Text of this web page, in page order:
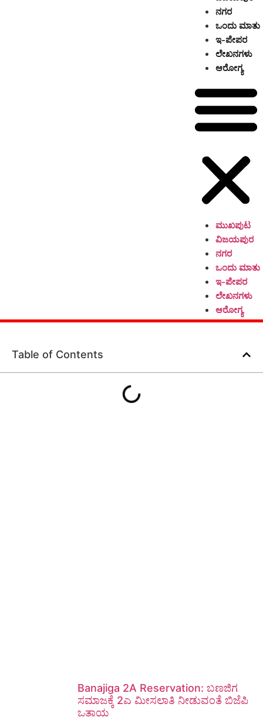
ನಗರ
ಒಂದು ಮಾತು
ಇ-ಪೇಪರ
ಲೇಖನಗಳು
ಆರೋಗ್ಯ
ಮುಖಪುಟ
ವಿಜಯಪುರ
ನಗರ
ಒಂದು ಮಾತು
ಇ-ಪೇಪರ
ಲೇಖನಗಳು
ಆರೋಗ್ಯ
Table of Contents
Banajiga 2A Reservation: ಬಣಜಿಗ
ಸಮಾಜಕ್ಕೆ 2ಎ ಮೀಸಲಾತಿ ನೀಡುವಂತೆ ಬಿಜೆಪಿ
ಒತ್ತಾಯ